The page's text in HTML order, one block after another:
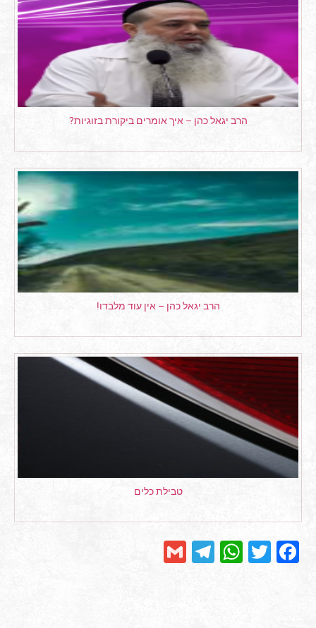
הרב יגאל כהן – איך אומרים ביקורת בזוגיות?
הרב יגאל כהן – אין עוד מלבדו!
טבילת כלים
Facebook
Twitter
WhatsApp
Telegram